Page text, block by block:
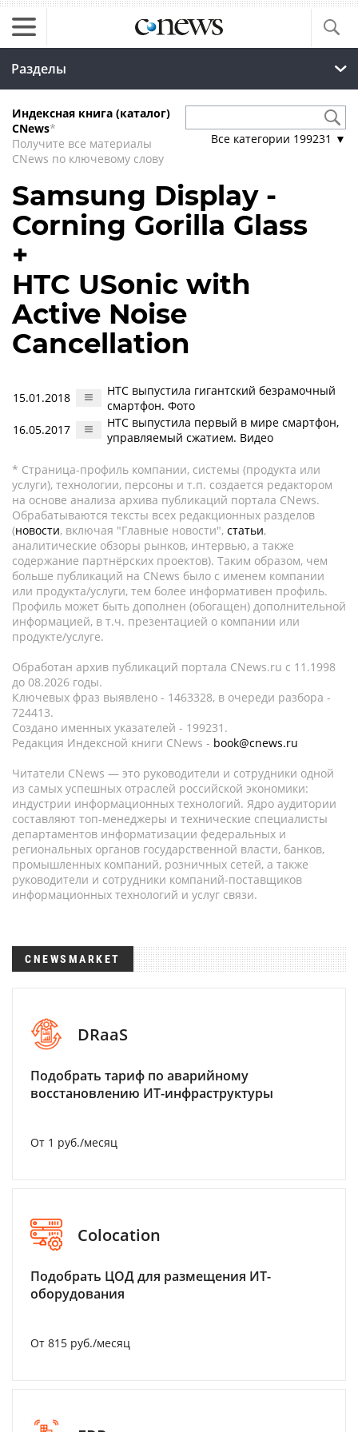
Разделы
Индексная книга (каталог)
CNews*
Получите все материалы
CNews по ключевому слову
Все категории 199231 ▼
Samsung Display -
Corning Gorilla Glass
+
HTC USonic with
Active Noise
Cancellation
15.01.2018
HTC выпустила гигантский безрамочный
смартфон. Фото
16.05.2017
HTC выпустила первый в мире смартфон,
управляемый сжатием. Видео
* Страница-профиль компании, системы (продукта или
услуги), технологии, персоны и т.п. создается редактором
на основе анализа архива публикаций портала CNews.
Обрабатываются тексты всех редакционных разделов
(новости, включая "Главные новости", статьи,
аналитические обзоры рынков, интервью, а также
содержание партнёрских проектов). Таким образом, чем
больше публикаций на CNews было с именем компании
или продукта/услуги, тем более информативен профиль.
Профиль может быть дополнен (обогащен) дополнительной
информацией, в т.ч. презентацией о компании или
продукте/услуге.
Обработан архив публикаций портала CNews.ru c 11.1998
до 08.2026 годы.
Ключевых фраз выявлено - 1463328, в очереди разбора -
724413.
Создано именных указателей - 199231.
Редакция Индексной книги CNews - book@cnews.ru
Читатели CNews — это руководители и сотрудники одной
из самых успешных отраслей российской экономики:
индустрии информационных технологий. Ядро аудитории
составляют топ-менеджеры и технические специалисты
департаментов информатизации федеральных и
региональных органов государственной власти, банков,
промышленных компаний, розничных сетей, а также
руководители и сотрудники компаний-поставщиков
информационных технологий и услуг связи.
CNEWSMARKET
DRaaS
Подобрать тариф по аварийному
восстановлению ИТ-инфраструктуры
От 1 руб./месяц
Colocation
Подобрать ЦОД для размещения ИТ-
оборудования
От 815 руб./месяц